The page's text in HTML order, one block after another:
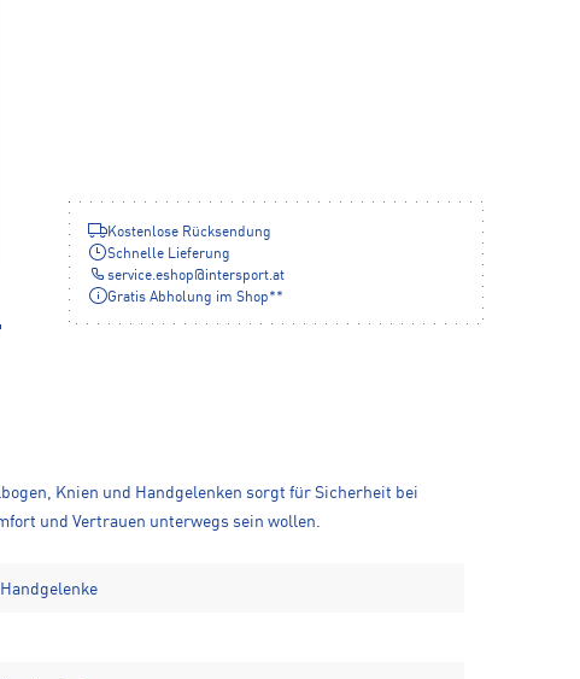
Kostenlose Rücksendung
Schnelle Lieferung
service.eshop@ intersport.at
Gratis Abholung im Shop**
Knien und Handgelenken sorgt für Sicherheit bei
und Vertrauen unterwegs sein wollen.